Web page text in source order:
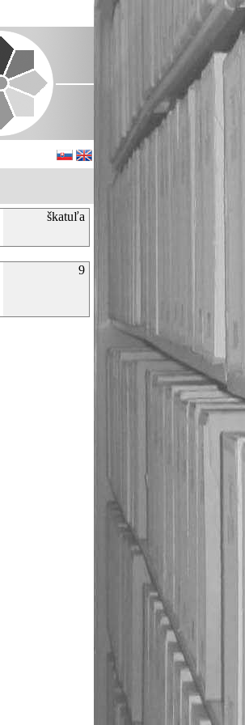
škatuľa
9